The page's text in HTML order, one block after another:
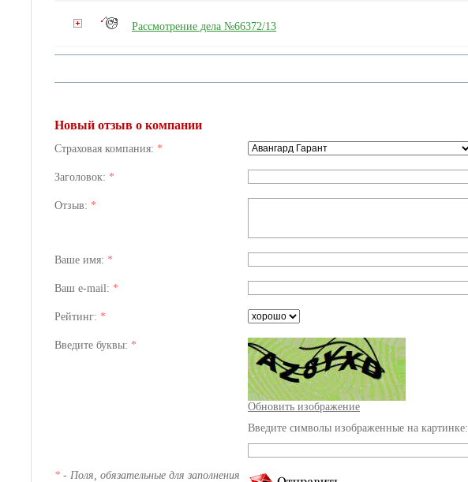
Рассмотрение дела №66372/13
Новый отзыв о компании
Страховая компания: *
Заголовок: *
Отзыв: *
Ваше имя: *
Ваш e-mail: *
Рейтинг: *
Введите буквы: *
Обновить изображение
Введите символы изображенные на картинке:
* - Поля, обязательные для заполнения